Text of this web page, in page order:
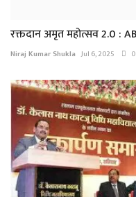
रक्तदान अमृत महोत्सव 2.0 :
Niraj Kumar Shukla Jul 6, 2025 0